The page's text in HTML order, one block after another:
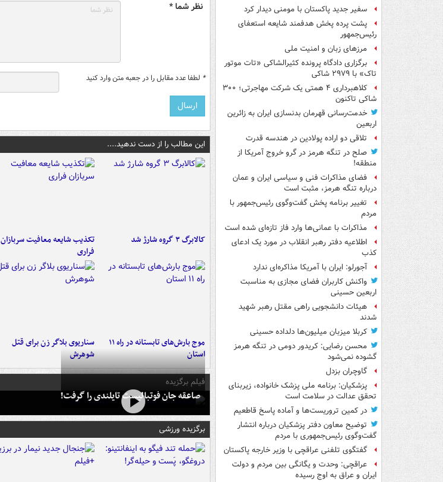
سفیر جدید پاکستان با مومنی دیدار کرد
پشت پرده پخش هدفمند شایعه استعفای
رئیس‌جمهور
مرزهای زبان و امنیت ملی
برگزاری دادگاه پرونده کثیرالشاکی «تات موتور
تاک» با ۲۹۷۹ شاکی
کلاهبرداری ۴ همتی یک شرکت مهاجرتی؛ ۳۰۰
شاکی تاکنون
خدمت‌رسانی قهرمان بدنسازی ایران به زائرین
اربعین
تلاقی دو اراده پولادین در هندسه قدرت
صلح در تنگه هرمز در گرو خروج آمریکا از
منطقه!
فضای مذاکرات فنی و سیاسی ایران و عمان
درباره تنگه هرمز، مثبت است
تغییر برنامه پخش گفت‌وگوی رئیس‌جمهور با
مردم
مذاکرات با عمانی‌ها وارد فاز تازه‌ای شده است
اطلاعیه دفتر رهبر انقلاب در مورد یک ادعای
کذب
آجورلو: ایران با آمریکا مذاکره‌ای ندارد
واکنش کاربران فضای مجازی به مناسبت
اربعین حسینی
هیئات دانشجویی راهی مقتل رهبر شهید
شدند
کربلا میزبان میلیون‌ها دلداده حسینی
محسن رضایی: کریدور دومی در تنگه هرمز
گشوده نمی‌شود
گاوچران بزدل
پزشکیان: برنامه ملی پزشک خانواده، زیربنای
تحقق عدالت در سلامت است
در کمین تروریست‌ها و آماده پاسخ قاطعیم
توضیح معاون دفتر پزشکیان درباره انتشار
گفت‌وگوی رئیس‌جمهوری با مردم
گفتگوی تلفنی عراقچی با وزیر خارجه پاکستان
عراقچی: وحدت و یگانگی بین مردم و دولت
ایران و عراق به اوج رسیده
نظر شما *
* لطفا عدد مقابل را در جعبه متن وارد کنید
این مطالب را از دست ندهید....
کالابرگ ۳ گروه شارژ شد
تکذیب شایعه معافیت سربازان
فراری
موج بارش‌های تابستانه در راه ۱۱
استان
سناریوی بلاگر زن برای قتل
شوهرش
فیلم برگزیده
صاعقه جان فوتبالیست تایلندی را گرفت!
برگزیده ورزشی